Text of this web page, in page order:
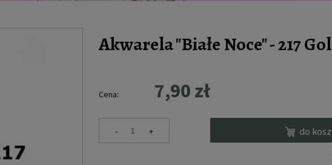
Akwarela "Białe Noce" - 217
Cena: 7,90 zł
- + do